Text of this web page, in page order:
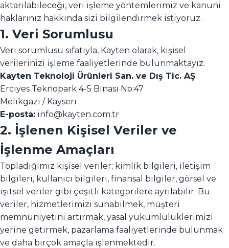
aktarılabileceği, veri işleme yöntemlerimiz ve kanuni
haklarınız hakkında sizi bilgilendirmek istiyoruz.
1. Veri Sorumlusu
Veri sorumlusu sıfatıyla, Kayten olarak, kişisel
verilerinizi işleme faaliyetlerinde bulunmaktayız.
Kayten Teknoloji Ürünleri San. ve Dış Tic. AŞ
Erciyes Teknopark 4-5 Binası No:47
Melikgazi / Kayseri
E-posta: info@kayten.com.tr
2. İşlenen Kişisel Veriler ve
İşlenme Amaçları
Topladığımız kişisel veriler; kimlik bilgileri, iletişim
bilgileri, kullanıcı bilgileri, finansal bilgiler, görsel ve
işitsel veriler gibi çeşitli kategorilere ayrılabilir. Bu
veriler, hizmetlerimizi sunabilmek, müşteri
memnuniyetini artırmak, yasal yükümlülüklerimizi
yerine getirmek, pazarlama faaliyetlerinde bulunmak
ve daha birçok amaçla işlenmektedir.